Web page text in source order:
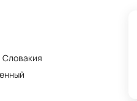
Словакия